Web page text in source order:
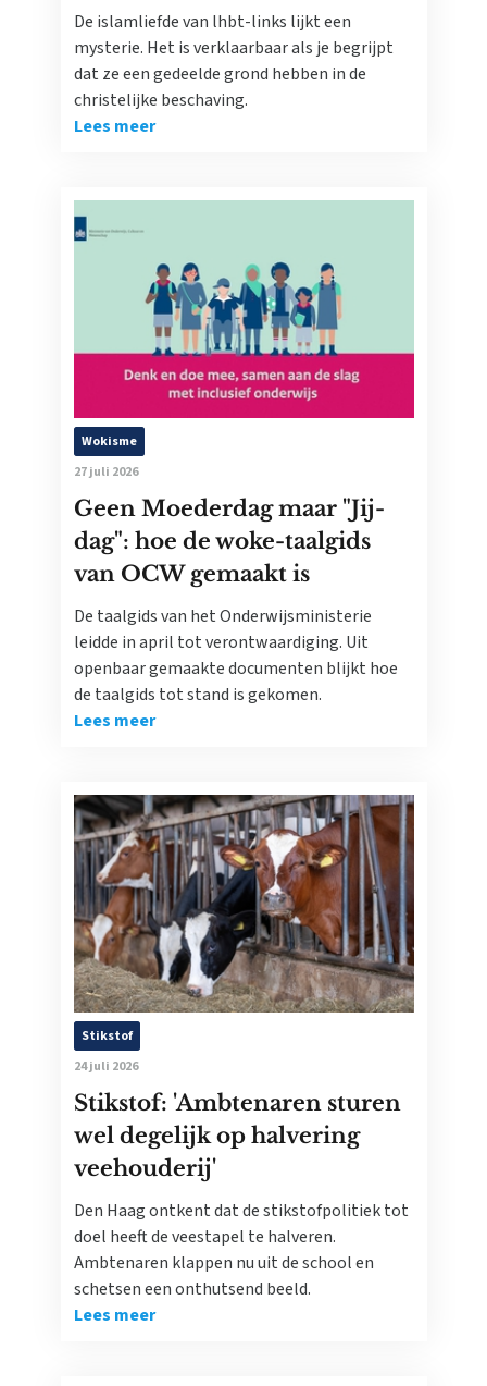
De islamliefde van lhbt-links lijkt een
mysterie. Het is verklaarbaar als je begrijpt
dat ze een gedeelde grond hebben in de
christelijke beschaving.
Lees meer
Wokisme
27 juli 2026
Geen Moederdag maar "Jij-
dag": hoe de woke-taalgids
van OCW gemaakt is
De taalgids van het Onderwijsministerie
leidde in april tot verontwaardiging. Uit
openbaar gemaakte documenten blijkt hoe
de taalgids tot stand is gekomen.
Lees meer
Stikstof
24 juli 2026
Stikstof: 'Ambtenaren sturen
wel degelijk op halvering
veehouderij'
Den Haag ontkent dat de stikstofpolitiek tot
doel heeft de veestapel te halveren.
Ambtenaren klappen nu uit de school en
schetsen een onthutsend beeld.
Lees meer